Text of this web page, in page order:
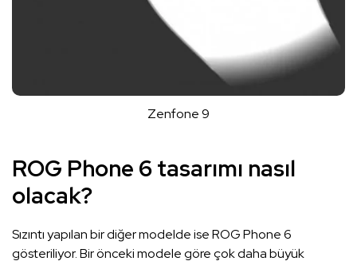
Zenfone 9
ROG Phone 6 tasarımı nasıl
olacak?
Sızıntı yapılan bir diğer modelde ise ROG Phone 6
gösteriliyor. Bir önceki modele göre çok daha büyük